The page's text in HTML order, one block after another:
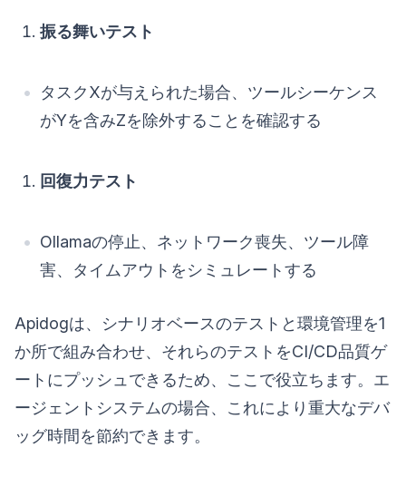
振る舞いテスト
タスクXが与えられた場合、ツールシーケンス
がYを含みZを除外することを確認する
回復力テスト
Ollamaの停止、ネットワーク喪失、ツール障
害、タイムアウトをシミュレートする
Apidogは、シナリオベースのテストと環境管理を1
か所で組み合わせ、それらのテストをCI/CD品質ゲ
ートにプッシュできるため、ここで役立ちます。エ
ージェントシステムの場合、これにより重大なデバ
ッグ時間を節約できます。